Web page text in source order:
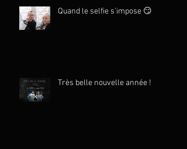
Quand le selfie s'impose 😏
Très belle nouvelle année !